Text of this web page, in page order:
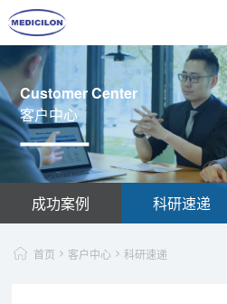
Customer Center
客户中心
成功案例 科研速递
首页 客户中心 科研速递